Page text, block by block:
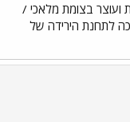
מאילת ועוצר בצומת מלאכי /
לתחנה 301 זו הסמוכה לתחנת הירידה של